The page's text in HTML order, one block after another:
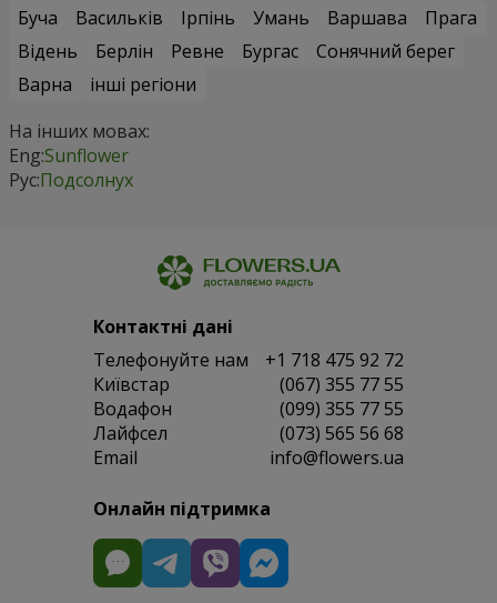
Буча
Васильків Ірпінь Умань Варшава
Прага
Відень
Берлін Ревне Бургас
Сонячний берег
Варна
інші регіони
На інших мовах:
Eng:Sunflower
Рус:Подсолнух
Контактні дані
Телефонуйте нам
+1 718 475 92 72
Київстар
(067) 355 77 55
Водафон
(099) 355 77 55
Лайфсел
(073) 565 56 68
Email
info@flowers.ua
Онлайн підтримка